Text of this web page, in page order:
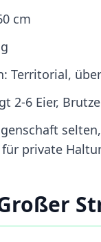
cm
Territorial,
2-6 Eier,
private